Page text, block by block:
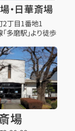
・日華斎場
2丁目1番地1
多磨駅」より徒歩
場